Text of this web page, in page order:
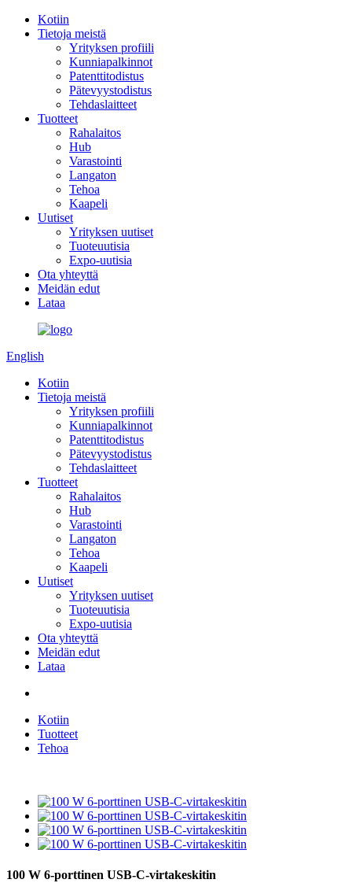
Kotiin
Tietoja meistä
Yrityksen profiili
Kunniapalkinnot
Patenttitodistus
Pätevyystodistus
Tehdaslaitteet
Tuotteet
Rahalaitos
Hub
Varastointi
Langaton
Tehoa
Kaapeli
Uutiset
Yrityksen uutiset
Tuoteuutisia
Expo-uutisia
Ota yhteyttä
Meidän edut
Lataa
English
Kotiin
Tietoja meistä
Yrityksen profiili
Kunniapalkinnot
Patenttitodistus
Pätevyystodistus
Tehdaslaitteet
Tuotteet
Rahalaitos
Hub
Varastointi
Langaton
Tehoa
Kaapeli
Uutiset
Yrityksen uutiset
Tuoteuutisia
Expo-uutisia
Ota yhteyttä
Meidän edut
Lataa
Kotiin
Tuotteet
Tehoa
100 W 6-porttinen USB-C-virtakeskitin